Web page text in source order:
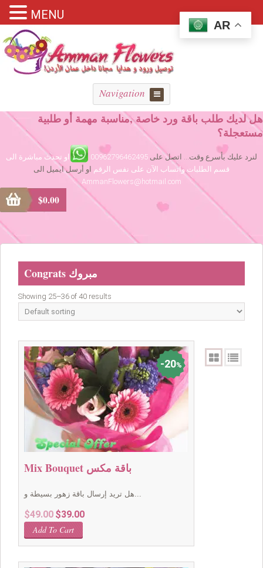
Navigation
هل لديك طلب باقة ورد خاصة ,مناسبة مهمة أو طلبية
مستعجلة؟
لنرد عليك بأسرع وقت... اتصل على 00962796462495
او تحدث مباشرة الى
قسم الطلبات واتساب الآن على نفس الرقم او أرسل ايميل الى
AmmanFlowers@hotmail.com
$0.00
Congrats مبروك
Showing 25–36 of 40 results
20%
Mix Bouquet باقة مكس
هل تريد إرسال باقة زهور بسيطة و...
$49.00 Original
price
was:
$39.00Current
Add To Cart
AR
MENU